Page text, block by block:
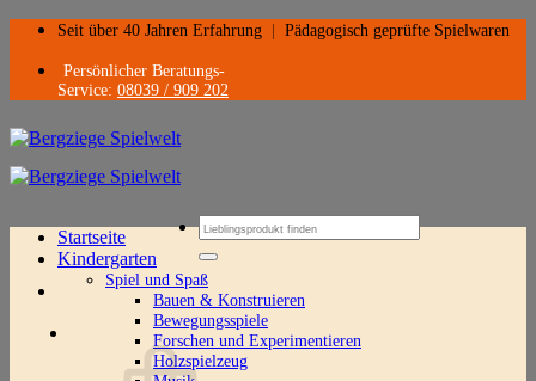
Zum
springen
Seit über 40 Jahren Erfahrung Pädagogisch geprüfte Spielwaren
Persönlicher Beratungs-
Service: 08039 / 909 202
Suchen
nach:
Startseite
Kindergarten
Spiel und Spaß
Bauen & Konstruieren
Bewegungsspiele
Forschen und Experimentieren
Holzspielzeug